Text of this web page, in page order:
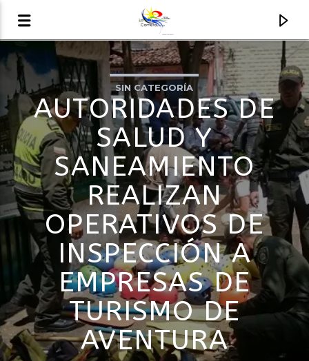
AUDIO EN VIVO
LA COMETA, SEÑALES A CIELO ABIERTO
Audio en Vivo
SIN CATEGORÍA
AUTORIDADES DE
SALUD Y
SANEAMIENTO
REALIZAN
OPERATIVOS DE
INSPECCIÓN A
EMPRESAS DE
TURISMO DE
AVENTURA